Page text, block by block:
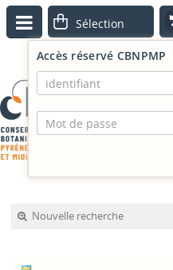
Accès réservé CBNPMP
Nouvelle recherche